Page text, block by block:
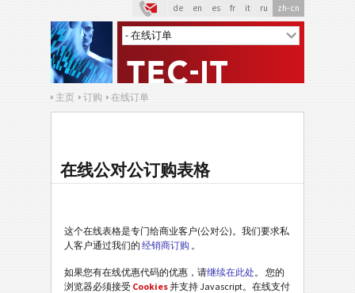
de en es fr it ru zh-cn
主页 订购 在线订单
在线公对公订购表格
这个在线表格是专门给商业客户(公对公)。我们要求私
人客户通过我们的 经销商订购 。
如果您有在线优惠代码的优惠，请继续在此处。 您的
浏览器必须接受 Cookies并支持 Javascript。在线支付